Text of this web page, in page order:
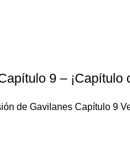
9 – ¡Capítulo
de Gavilanes Capítulo 9